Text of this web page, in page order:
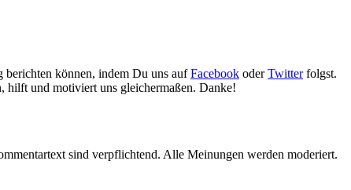
können, indem Du uns aufFacebook oderTwitterfolgst.
und motiviert uns gleichermaßen. Danke!
sind verpflichtend. Alle Meinungen werden moderiert.